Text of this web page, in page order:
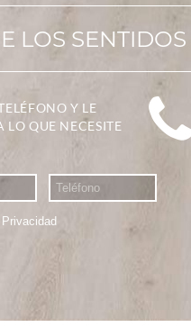
LOS SENTIDOS
Y LE
QUE NECESITE